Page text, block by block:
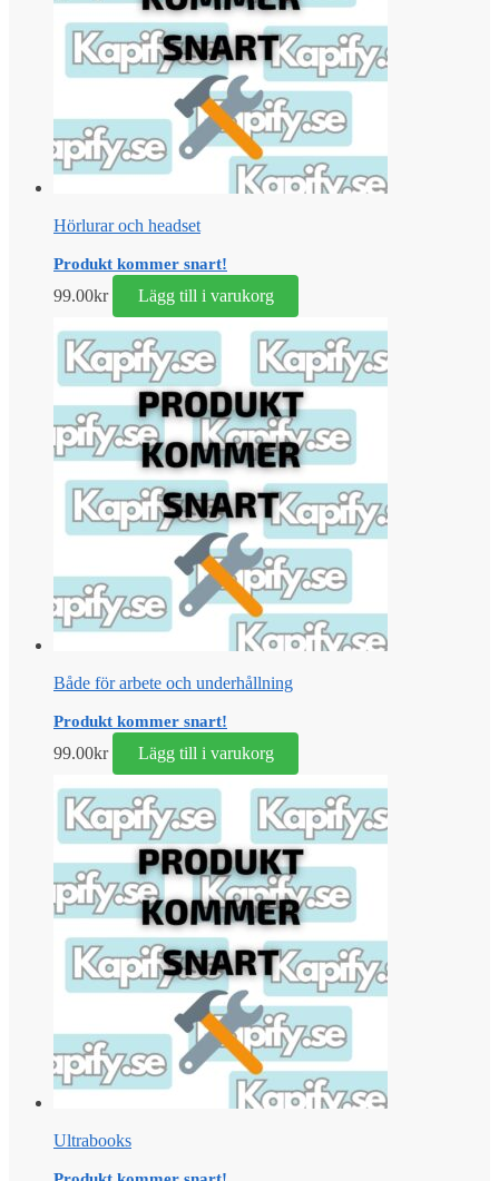
Hörlurar och headset
Produkt kommer snart!
99.00kr Lägg till i varukorg
Både för arbete och underhållning
Produkt kommer snart!
99.00kr Lägg till i varukorg
Ultrabooks